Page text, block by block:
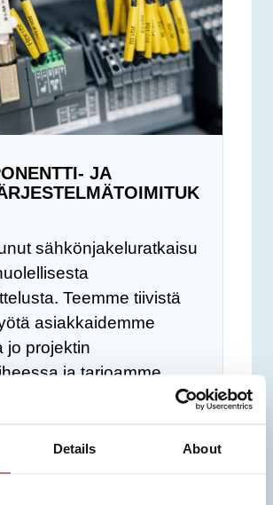
Details About
JA
sähkönjakeluratkaisu
Teemme tiivistä
asiakkaidemme
jo projektin
ja tarjoamme